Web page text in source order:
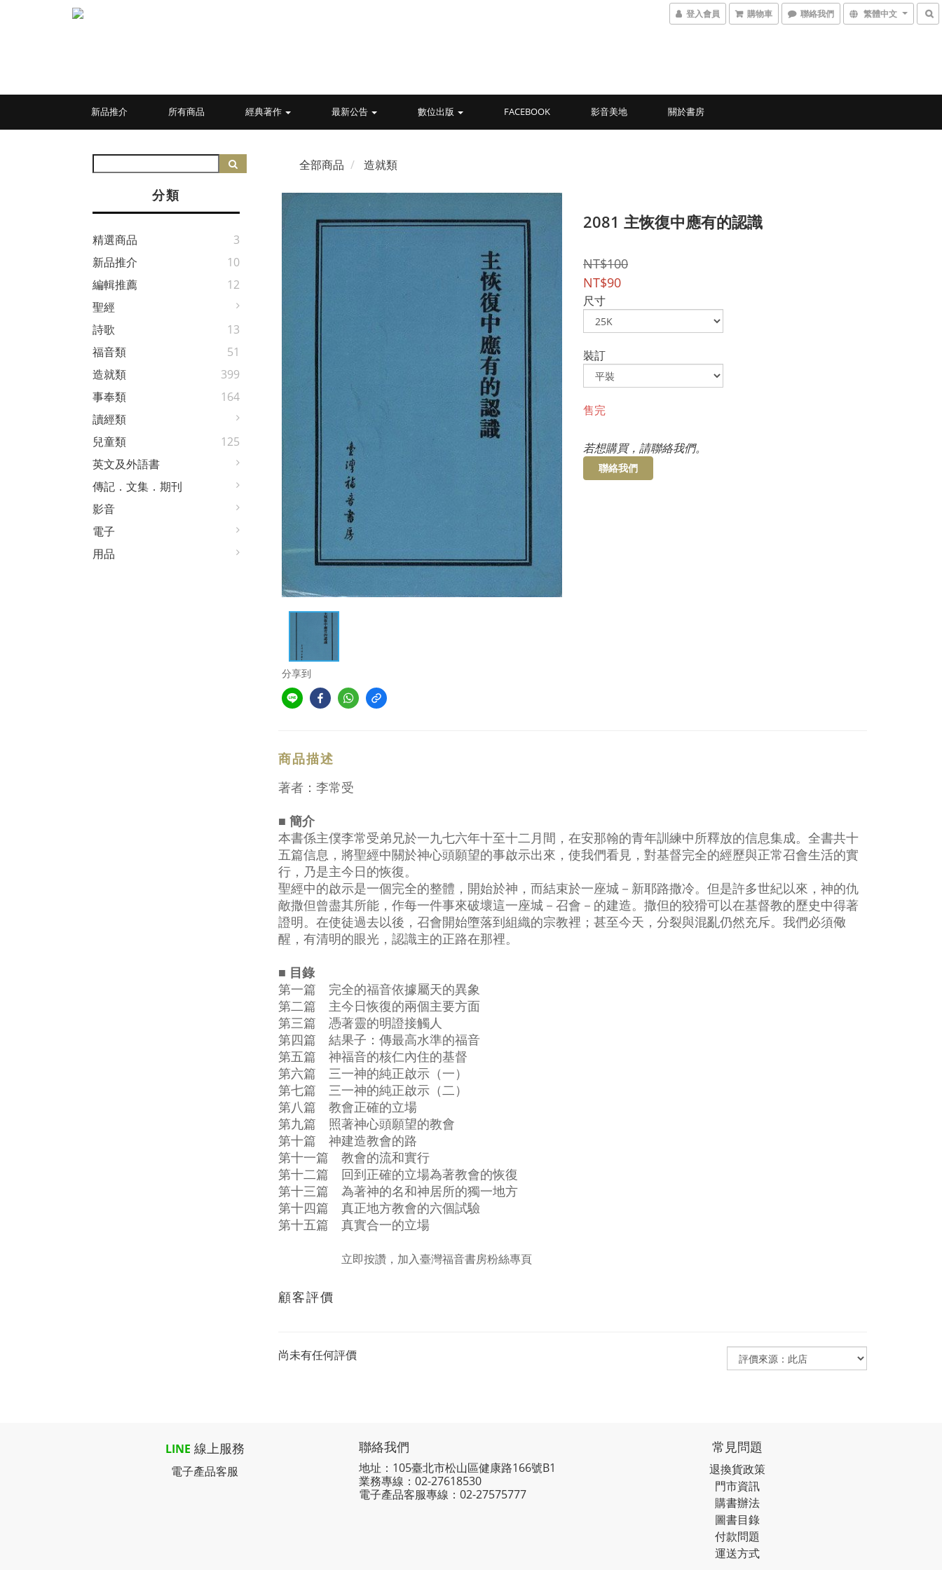
登入會員 購物車 聯絡我們 繁體中文
新品推介 所有商品 經典著作 最新公告 數位出版 FACEBOOK 影音美地 關於書房
分類
精選商品
3
新品推介
10
編輯推薦
12
聖經
詩歌
13
福音類
51
造就類
399
事奉類
164
讀經類
兒童類
125
英文及外語書
傳記．文集．期刊
影音
電子
用品
全部商品 造就類
分享到
2081 主恢復中應有的認識
NT$100
NT$90
尺寸
裝訂
售完
若想購買，請聯絡我們。
聯絡我們
商品描述
著者：李常受
■ 簡介
本書係主僕李常受弟兄於一九七六年十至十二月間，在安那翰的青年訓練中所釋放的信息集成。全書共十
五篇信息，將聖經中關於神心頭願望的事啟示出來，使我們看見，對基督完全的經歷與正常召會生活的實
行，乃是主今日的恢復。
聖經中的啟示是一個完全的整體，開始於神，而結束於一座城－新耶路撒冷。但是許多世紀以來，神的仇
敵撒但曾盡其所能，作每一件事來破壞這一座城－召會－的建造。撒但的狡猾可以在基督教的歷史中得著
證明。在使徒過去以後，召會開始墮落到組織的宗教裡；甚至今天，分裂與混亂仍然充斥。我們必須儆
醒，有清明的眼光，認識主的正路在那裡。
■ 目錄
第一篇 完全的福音依據屬天的異象
第二篇 主今日恢復的兩個主要方面
第三篇 憑著靈的明證接觸人
第四篇 結果子：傳最高水準的福音
第五篇 神福音的核仁內住的基督
第六篇 三一神的純正啟示（一）
第七篇 三一神的純正啟示（二）
第八篇 教會正確的立場
第九篇 照著神心頭願望的教會
第十篇 神建造教會的路
第十一篇 教會的流和實行
第十二篇 回到正確的立場為著教會的恢復
第十三篇 為著神的名和神居所的獨一地方
第十四篇 真正地方教會的六個試驗
第十五篇 真實合一的立場
立即按讚，加入臺灣福音書房粉絲專頁
顧客評價
尚未有任何評價
LINE 線上服務
電子產品客服
聯絡我們
地址：105臺北市松山區健康路166號B1
業務專線： 02-27618530
電子產品客服專線：02-27575777
常見問題
退換貨政策
門市資訊
購書辦法
圖書目錄
付款問題
運送方式